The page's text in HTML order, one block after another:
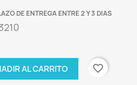
DE ENTREGA ENTRE 2 Y 3 DIAS
AL CARRITO favorite_border